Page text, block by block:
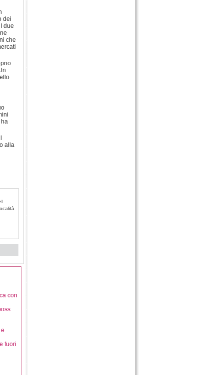
dei
due
che
ha
alla
con
fuori